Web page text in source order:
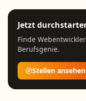
Jetzt
Finde
Berufsgenie.
Stellen ansehen